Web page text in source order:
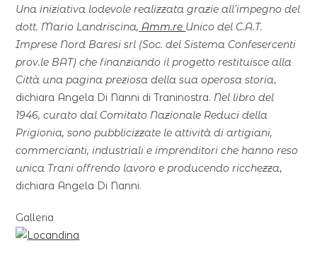
Una iniziativa lodevole realizzata grazie all’impegno del
dott. Mario Landriscina, Amm.re Unico del C.A.T.
Imprese Nord Baresi srl (Soc. del Sistema Confesercenti
prov.le BAT) che finanziando il progetto restituisce alla
Città una pagina preziosa della sua operosa storia,
dichiara Angela Di Nanni di Traninostra. Nel libro del
1946, curato dal Comitato Nazionale Reduci della
Prigionia, sono pubblicizzate le attività di artigiani,
commercianti, industriali e imprenditori che hanno reso
unica Trani offrendo lavoro e producendo ricchezza,
dichiara Angela Di Nanni.
Galleria